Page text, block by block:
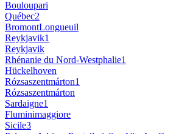
Bouloupari
Québec2
BromontLongueuil
Reykjavik1
Reykjavik
Rhénanie du Nord-Westphalie1
Hückelhoven
Rózsaszentmárton1
Rózsaszentmárton
Sardaigne1
Fluminimaggiore
Sicile3